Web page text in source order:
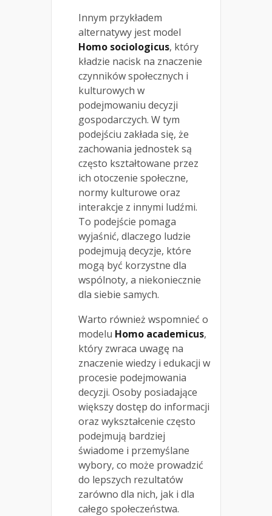
Innym przykładem
alternatywy jest model
Homo sociologicus, który
kładzie nacisk na znaczenie
czynników społecznych i
kulturowych w
podejmowaniu decyzji
gospodarczych. W tym
podejściu zakłada się, że
zachowania jednostek są
często kształtowane przez
ich otoczenie społeczne,
normy kulturowe oraz
interakcje z innymi ludźmi.
To podejście pomaga
wyjaśnić, dlaczego ludzie
podejmują decyzje, które
mogą być korzystne dla
wspólnoty, a niekoniecznie
dla siebie samych.
Warto również wspomnieć o
modelu Homo academicus,
który zwraca uwagę na
znaczenie wiedzy i edukacji w
procesie podejmowania
decyzji. Osoby posiadające
większy dostęp do informacji
oraz wykształcenie często
podejmują bardziej
świadome i przemyślane
wybory, co może prowadzić
do lepszych rezultatów
zarówno dla nich, jak i dla
całego społeczeństwa.